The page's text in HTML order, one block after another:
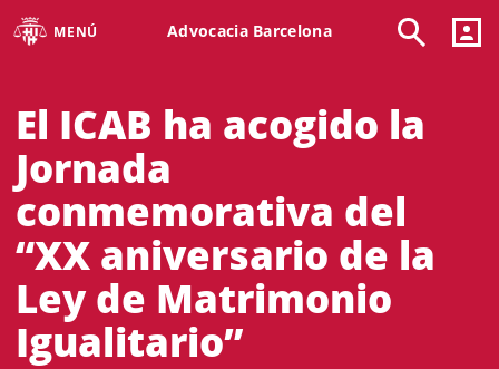
MENÚ Advocacia Barcelona
El ICAB ha acogido la
Jornada
conmemorativa del
“XX aniversario de la
Ley de Matrimonio
Igualitario”